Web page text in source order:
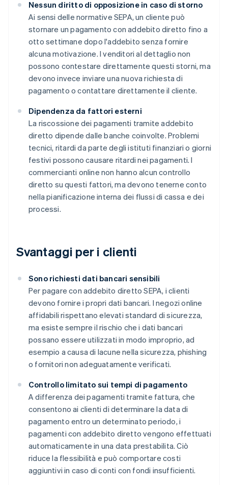
Nessun diritto di opposizione in caso di storno
Ai sensi delle normative SEPA, un cliente può
stornare un pagamento con addebito diretto fino a
otto settimane dopo l'addebito senza fornire
alcuna motivazione. I venditori al dettaglio non
possono contestare direttamente questi storni, ma
devono invece inviare una nuova richiesta di
pagamento o contattare direttamente il cliente.
Dipendenza da fattori esterni
La riscossione dei pagamenti tramite addebito
diretto dipende dalle banche coinvolte. Problemi
tecnici, ritardi da parte degli istituti finanziari o giorni
festivi possono causare ritardi nei pagamenti. I
commercianti online non hanno alcun controllo
diretto su questi fattori, ma devono tenerne conto
nella pianificazione interna dei flussi di cassa e dei
processi.
Svantaggi per i clienti
Sono richiesti dati bancari sensibili
Per pagare con addebito diretto SEPA, i clienti
devono fornire i propri dati bancari. I negozi online
affidabili rispettano elevati standard di sicurezza,
ma esiste sempre il rischio che i dati bancari
possano essere utilizzati in modo improprio, ad
esempio a causa di lacune nella sicurezza, phishing
o fornitori non adeguatamente verificati.
Controllo limitato sui tempi di pagamento
A differenza dei pagamenti tramite fattura, che
consentono ai clienti di determinare la data di
pagamento entro un determinato periodo, i
pagamenti con addebito diretto vengono effettuati
automaticamente in una data prestabilita. Ciò
riduce la flessibilità e può comportare costi
aggiuntivi in caso di conti con fondi insufficienti.